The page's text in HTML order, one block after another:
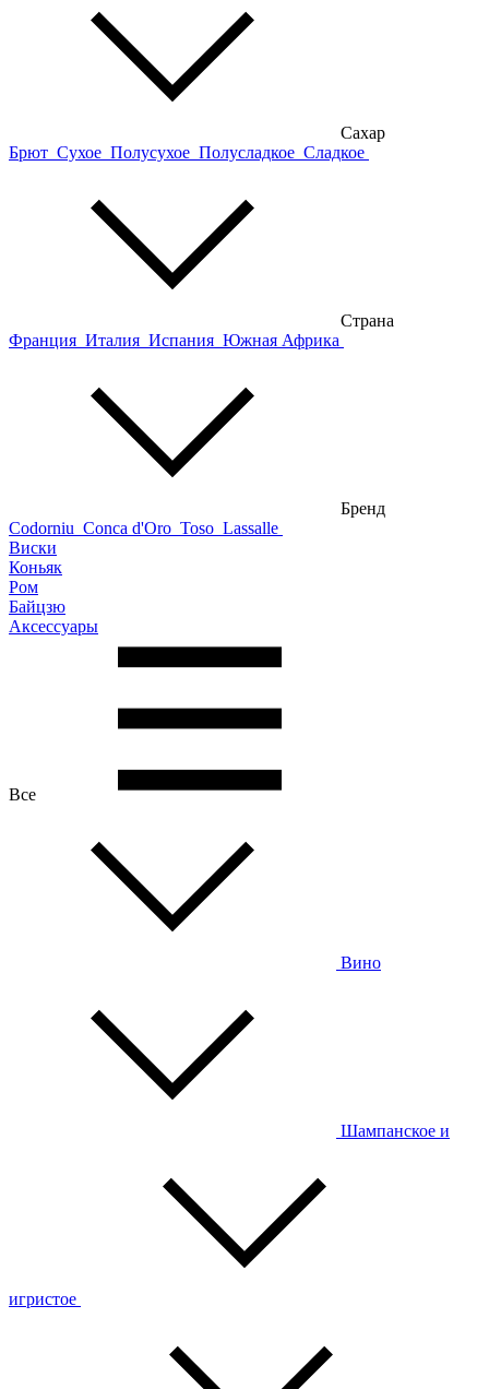
Сахар
Брют Сухое Полусухое Полусладкое Сладкое
Страна
Франция Италия Испания Южная Африка
Бренд
Codorniu Conca d'Oro Toso Lassalle
Виски
Коньяк
Ром
Байцзю
Аксессуары
Все
Вино
Шампанское и
игристое